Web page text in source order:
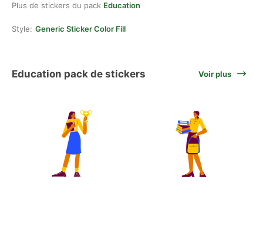
Plus de stickers du pack Education
Style: Generic Sticker Color Fill
Education pack de stickers Voir plus